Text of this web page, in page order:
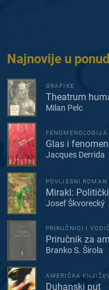
Najnovije u
GRAFIKE
Theatrum
Milan Pelc
FENOMENOLOGIJA
Glas i
Jacques Derrida
POVIJESNI ROMAN
Mirakl:
Josef Škvorecký
PRIRUČNICI I
Priručnik za
Branko S. Širola
AMERIČKA
Duhanski put